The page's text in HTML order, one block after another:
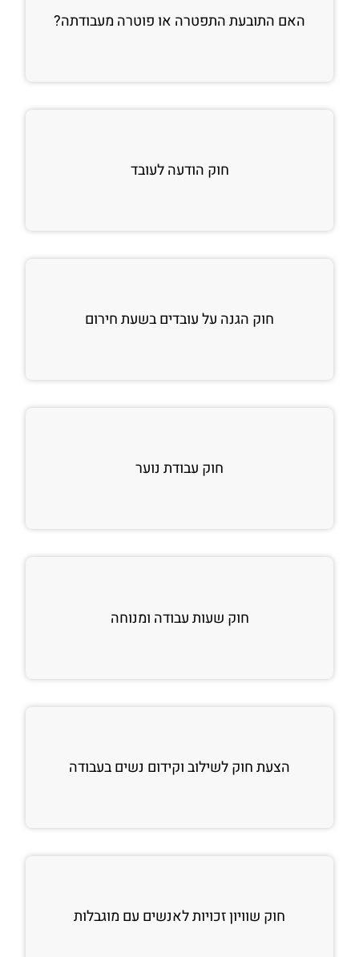
האם התובעת התפטרה או פוטרה מעבודתה?
חוק הודעה לעובד
חוק הגנה על עובדים בשעת חירום
חוק עבודת נוער
חוק שעות עבודה ומנוחה
הצעת חוק לשילוב וקידום נשים בעבודה
חוק שוויון זכויות לאנשים עם מוגבלות